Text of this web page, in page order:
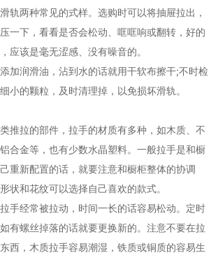
轨两种常见的式样。选购时可以将抽屉拉出，
一下，看看是否会松动、哐哐响或翻转，好的
应该是毫无涩感、没有噪音的。
润滑油，沾到水的话就用干软布擦干;不时检
小的颗粒，及时清理掉，以免损坏滑轨。
拉的部件，拉手的材质有多种，如木质、不
合金等，也有少数水晶塑料。一般拉手是和橱
重新配置的话，就要注意和橱柜整体的协调
状和花纹可以选择自己喜欢的款式。
经常被拉动，时间一长的话容易松动。定时
有螺丝掉落的话就要更换新的。注意不要在拉
西，木质拉手容易潮湿，铁质或铜质的容易生